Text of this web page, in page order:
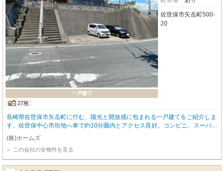
一戸建て
27枚
佐世保市矢岳町500-
20
長崎県佐世保市矢岳町に佇む、陽光と開放感に包まれる一戸建てをご紹介しま
す。佐世保中心市街地へ車で約10分圏内とアクセス良好。コンビニ、スーパ
ー、飲食店も徒歩圏内に揃い、毎日の暮らしをサポートします。高台に位置す
る約85坪の広々とした敷地は南向きで、明るい日差しと心地よい風が通り抜け
ます。何と言っても特筆すべきは、リビングやバルコニーから「佐世保湾を望
む眺望」です！日々の暮らしを美しく彩ります。ゆったりとした5DKの間取り
は、ご家族それぞれのライフスタイルに合わせた空間作りが可能です。駐車ス
(株)ホームズ
この会社の全物件を見る